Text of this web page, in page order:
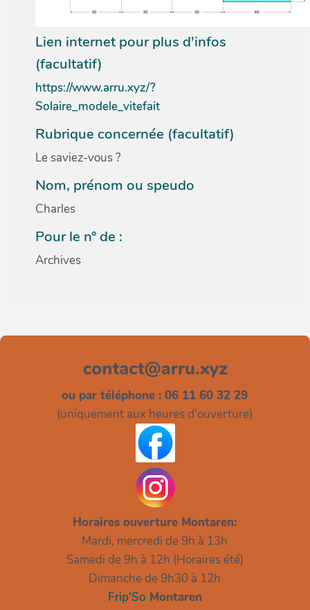
Lien internet pour plus d'infos
(facultatif)
https://www.arru.xyz/?
Solaire_modele_vitefait
Rubrique concernée (facultatif)
Le saviez-vous ?
Nom, prénom ou speudo
Charles
Pour le n° de :
Archives
ou par téléphone : 06 11 60 32 29
(uniquement aux heures d'ouverture)
Horaires ouverture Montaren:
Mardi, mercredi de 9h à 13h
Samedi de 9h à 12h (Horaires été)
Dimanche de 9h30 à 12h
Frip'So Montaren